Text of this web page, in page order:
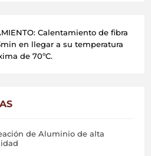
Calentamiento de fibra
en llegar a su temperatura
de 70ºC.
de Aluminio de alta